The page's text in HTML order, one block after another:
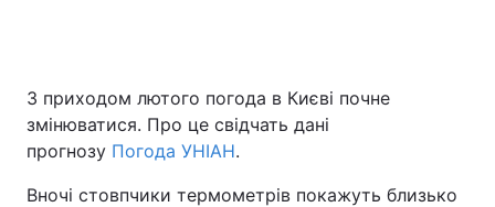
З приходом лютого погода в Києві почне
змінюватися. Про це свідчать дані
прогнозу Погода УНІАН.
Вночі стовпчики термометрів покажуть близько